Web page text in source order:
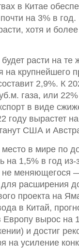
в Китае
на 3% в
хотя и
расти на те
на крупнейшего
2,9%. К
газа, или
в виде
году вырастет
США и
в мире по
на 1,5% в год
не меняющегося
расширения
проекта на
в Китай,
Европу вырос на
и достиг
на усиление